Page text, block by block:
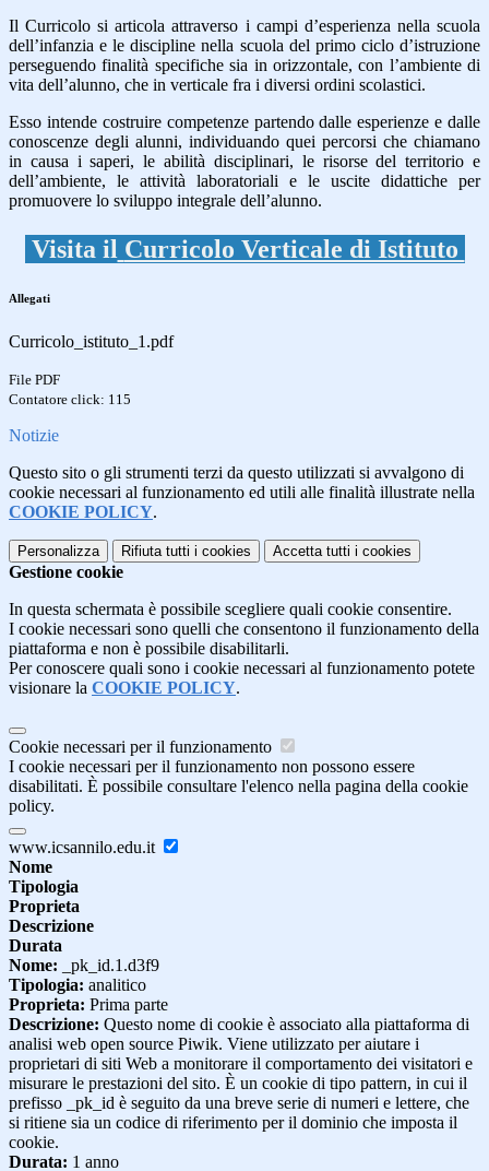
Il Curricolo si articola attraverso i campi d’esperienza nella scuola
dell’infanzia e le discipline nella scuola del primo ciclo d’istruzione
perseguendo finalità specifiche sia in orizzontale, con l’ambiente di
vita dell’alunno, che in verticale fra i diversi ordini scolastici.
Esso intende costruire competenze partendo dalle esperienze e dalle
conoscenze degli alunni, individuando quei percorsi che chiamano
in causa i saperi, le abilità disciplinari, le risorse del territorio e
dell’ambiente, le attività laboratoriali e le uscite didattiche per
promuovere lo sviluppo integrale dell’alunno.
Visita il Curricolo Verticale di Istituto
Allegati
Curricolo_istituto_1.pdf
File PDF
Contatore click: 115
Notizie
Questo sito o gli strumenti terzi da questo utilizzati si avvalgono di
cookie necessari al funzionamento ed utili alle finalità illustrate nella
COOKIE POLICY.
Personalizza Rifiuta tutti i cookies Accetta tutti i cookies
Gestione cookie
In questa schermata è possibile scegliere quali cookie consentire.
I cookie necessari sono quelli che consentono il funzionamento della
piattaforma e non è possibile disabilitarli.
Per conoscere quali sono i cookie necessari al funzionamento potete
visionare la COOKIE POLICY.
Cookie necessari per il funzionamento
I cookie necessari per il funzionamento non possono essere
disabilitati. È possibile consultare l'elenco nella pagina della cookie
policy.
www.icsannilo.edu.it
Nome
Tipologia
Proprieta
Descrizione
Durata
Nome: _pk_id.1.d3f9
Tipologia: analitico
Proprieta: Prima parte
Descrizione: Questo nome di cookie è associato alla piattaforma di
analisi web open source Piwik. Viene utilizzato per aiutare i
proprietari di siti Web a monitorare il comportamento dei visitatori e
misurare le prestazioni del sito. È un cookie di tipo pattern, in cui il
prefisso _pk_id è seguito da una breve serie di numeri e lettere, che
si ritiene sia un codice di riferimento per il dominio che imposta il
cookie.
Durata: 1 anno